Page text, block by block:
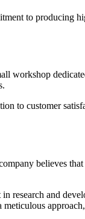
to producing
workshop
to customer
believes
research and